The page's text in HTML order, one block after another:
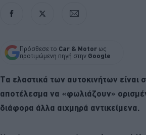
Πρόσθεσε το Car & Motor ως
προτιμώμενη πηγή στην Google
Τα ελαστικά των αυτοκινήτων
αποτέλεσμα να «φωλιάζουν»
διάφορα άλλα αιχμηρά αντικείμενα.